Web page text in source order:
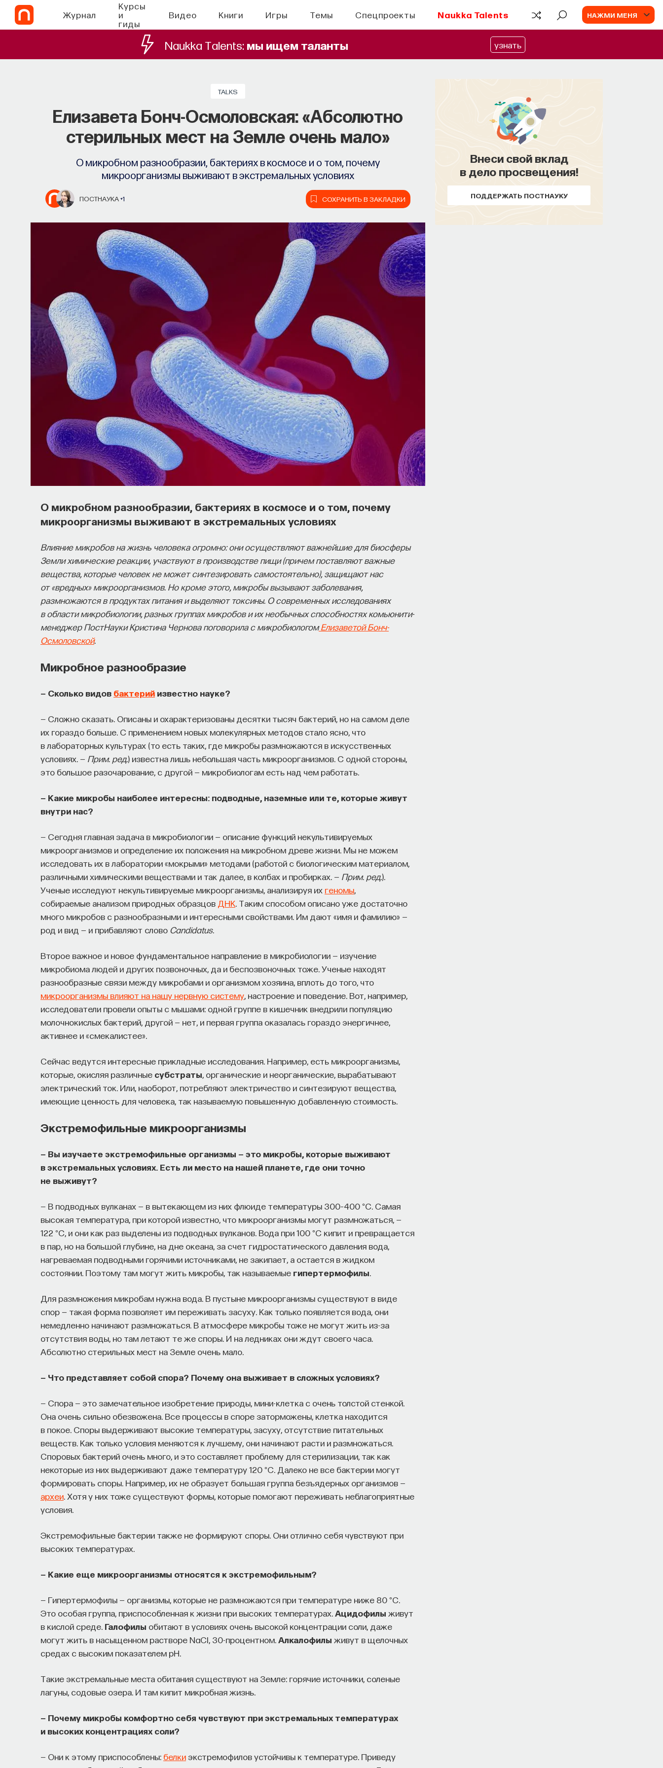
Журнал
Курсы
и
гиды
Видео Книги Игры Темы Спецпроекты Naukka Talents НАЖМИ МЕНЯ
Naukka Talents: мы ищем таланты узнать
TALKS
Елизавета Бонч-Осмоловская: «Абсолютно
стерильных мест на Земле очень мало»
О микробном разнообразии, бактериях в космосе и о том, почему
микроорганизмы выживают в экстремальных условиях
ПОСТНАУКА +1 СОХРАНИТЬ В ЗАКЛАДКИ
О микробном разнообразии, бактериях в космосе и о том, почему
микроорганизмы выживают в экстремальных условиях
Влияние микробов на жизнь человека огромно: они осуществляют важнейшие для биосферы
Земли химические реакции, участвуют в производстве пищи (причем поставляют важные
вещества, которые человек не может синтезировать самостоятельно), защищают нас
от «вредных» микроорганизмов. Но кроме этого, микробы вызывают заболевания,
размножаются в продуктах питания и выделяют токсины. О современных исследованиях
в области микробиологии, разных группах микробов и их необычных способностях комьюнити-
менеджер ПостНауки Кристина Чернова поговорила с микробиологомЕлизаветой Бонч-
Осмоловской.
Микробное разнообразие
— Сколько видов бактерий известно науке?
— Сложно сказать. Описаны и охарактеризованы десятки тысяч бактерий, но на самом деле
их гораздо больше. С применением новых молекулярных методов стало ясно, что
в лабораторных культурах (то есть таких, где микробы размножаются в искусственных
условиях. — Прим. ред.) известна лишь небольшая часть микроорганизмов. С одной стороны,
это большое разочарование, с другой — микробиологам есть над чем работать.
— Какие микробы наиболее интересны: подводные, наземные или те, которые живут
внутри нас?
— Сегодня главная задача в микробиологии — описание функций некультивируемых
микроорганизмов и определение их положения на микробном древе жизни. Мы не можем
исследовать их в лаборатории «мокрыми» методами (работой с биологическим материалом,
различными химическими веществами и так далее, в колбах и пробирках. — Прим. ред.).
Ученые исследуют некультивируемые микроорганизмы, анализируя их геномы
собираемые анализом природных образцов ДНК . Таким способом описано уже достаточно
много микробов с разнообразными и интересными свойствами. Им дают «имя и фамилию» —
род и вид — и прибавляют слово Candidatus.
Второе важное и новое фундаментальное направление в микробиологии — изучение
микробиома людей и других позвоночных, да и беспозвоночных тоже. Ученые находят
разнообразные связи между микробами и организмом хозяина, вплоть до того, что
микроорганизмы влияют на нашу нервную систему , настроение и поведение. Вот, например,
исследователи провели опыты с мышами: одной группе в кишечник внедрили популяцию
молочнокислых бактерий, другой — нет, и первая группа оказалась гораздо энергичнее,
активнее и «смекалистее».
Сейчас ведутся интересные прикладные исследования. Например, есть микроорганизмы,
которые, окисляя различные субстраты , органические и неорганические, вырабатывают
электрический ток. Или, наоборот, потребляют электричество и синтезируют вещества,
имеющие ценность для человека, так называемую повышенную добавленную стоимость.
Экстремофильные микроорганизмы
— Вы изучаете экстремофильные организмы — это микробы, которые выживают
в экстремальных условиях. Есть ли место на нашей планете, где они точно
не выживут?
— В подводных вулканах — в вытекающем из них флюиде температуры 300–400 °C. Самая
высокая температура, при которой известно, что микроорганизмы могут размножаться, —
122 °C, и они как раз выделены из подводных вулканов. Вода при 100 °C кипит и превращается
в пар, но на большой глубине, на дне океана, за счет гидростатического давления вода,
нагреваемая подводными горячими источниками, не закипает, а остается в жидком
состоянии. Поэтому там могут жить микробы, так называемые гипертермофилы
Для размножения микробам нужна вода. В пустыне микроорганизмы существуют в виде
спор — такая форма позволяет им переживать засуху. Как только появляется вода, они
немедленно начинают размножаться. В атмосфере микробы тоже не могут жить из-за
отсутствия воды, но там летают те же споры. И на ледниках они ждут своего часа.
Абсолютно стерильных мест на Земле очень мало.
— Что представляет собой спора? Почему она выживает в сложных условиях?
— Спора — это замечательное изобретение природы, мини-клетка с очень толстой стенкой.
Она очень сильно обезвожена. Все процессы в споре заторможены, клетка находится
в покое. Споры выдерживают высокие температуры, засуху, отсутствие питательных
веществ. Как только условия меняются к лучшему, они начинают расти и размножаться.
Споровых бактерий очень много, и это составляет проблему для стерилизации, так как
некоторые из них выдерживают даже температуру 120 °C. Далеко не все бактерии могут
формировать споры. Например, их не образует большая группа безъядерных организмов —
археи . Хотя у них тоже существуют формы, которые помогают переживать неблагоприятные
условия.
Экстремофильные бактерии также не формируют споры. Они отлично себя чувствуют при
высоких температурах.
— Какие еще микроорганизмы относятся к экстремофильным?
— Гипертермофилы — организмы, которые не размножаются при температуре ниже 80 °C.
Это особая группа, приспособленная к жизни при высоких температурах. Ацидофилы живут
в кислой среде. Галофилы обитают в условиях очень высокой концентрации соли, даже
могут жить в насыщенном растворе NaCl, 30-процентном. Алкалофилы живут в щелочных
средах с высоким показателем pH.
Такие экстремальные места обитания существуют на Земле: горячие источники, соленые
лагуны, содовые озера. И там кипит микробная жизнь.
— Почему микробы комфортно себя чувствуют при экстремальных температурах
и высоких концентрациях соли?
— Они к этому приспособлены: белкиэкстремофилов устойчивы к температуре. Приведу
Внеси свой вклад
в дело просвещения!
ПОДДЕРЖАТЬ ПОСТНАУКУ